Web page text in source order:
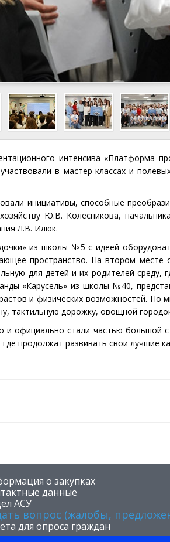
интенсива «Платформа
в мастер-классах и
инициативы, способные
Ю.В. Колесникова,
Л.В. Илюк.
из школы №5 с идеей
пространство. На втором
для детей и их родителей
«Карусель» из школы №40,
и физических возможностей.
тактильную дорожку, овощной
и официально стали частью
продолжат развивать свои лучшие
о закупках
данные
АСУ
вопрос (жалобы,
для опроса граждан